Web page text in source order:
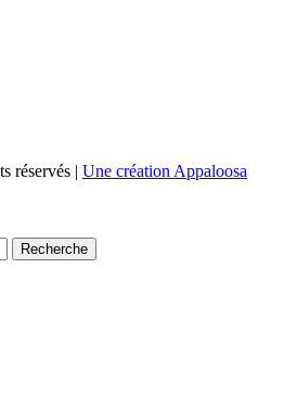
réservés | Une création Appaloosa